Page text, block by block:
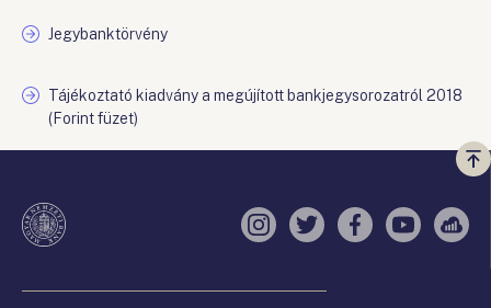
Jegybanktörvény
Tájékoztató kiadvány a megújított bankjegysorozatról 2018
(Forint füzet)
a
Instagram
TwitterFacebook
YouTube